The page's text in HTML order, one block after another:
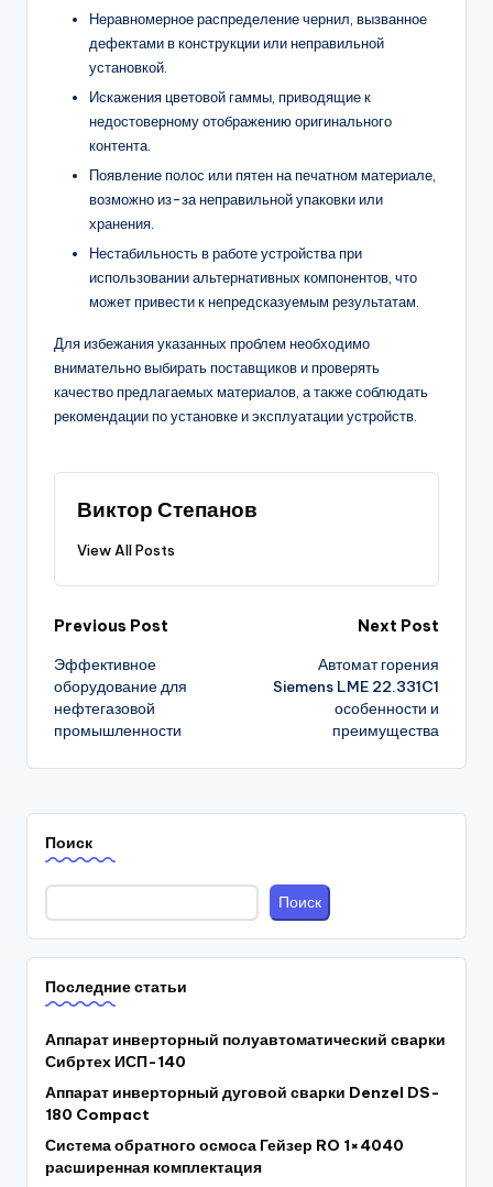
Неравномерное распределение чернил, вызванное
дефектами в конструкции или неправильной
установкой.
Искажения цветовой гаммы, приводящие к
недостоверному отображению оригинального
контента.
Появление полос или пятен на печатном материале,
возможно из-за неправильной упаковки или
хранения.
Нестабильность в работе устройства при
использовании альтернативных компонентов, что
может привести к непредсказуемым результатам.
Для избежания указанных проблем необходимо
внимательно выбирать поставщиков и проверять
качество предлагаемых материалов, а также соблюдать
рекомендации по установке и эксплуатации устройств.
Виктор Степанов
View All Posts
Post
navigation
Previous Post
Эффективное
оборудование для
нефтегазовой
промышленности
Next Post
Автомат горения
Siemens LME 22.331C1
особенности и
преимущества
Поиск
Поиск
Последние статьи
Аппарат инверторный полуавтоматический сварки
Сибртех ИСП-140
Аппарат инверторный дуговой сварки Denzel DS-
180 Compact
Система обратного осмоса Гейзер RO 1×4040
расширенная комплектация